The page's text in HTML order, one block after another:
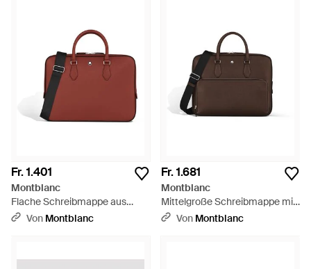
Fr. 1.401
Montblanc
Flache Schreibmappe aus
Sartorial Leder - Rot
Von Montblanc
Fr. 1.681
Montblanc
Mittelgroße Schreibmappe mit
Tasche aus Sartorial Leder -
Von Montblanc